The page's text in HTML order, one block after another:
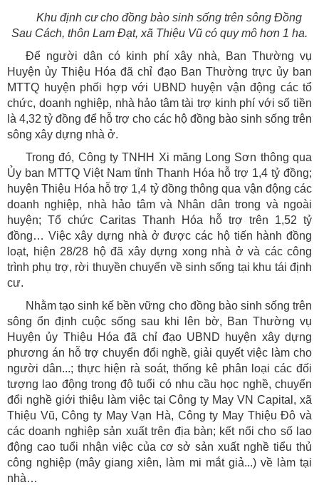
Khu định cư cho đồng bào sinh sống trên sông Đồng
Sau Cách, thôn Lam Đạt, xã Thiệu Vũ có quy mô hơn 1 ha.
Để người dân có kinh phí xây nhà, Ban Thường vụ
Huyện ủy Thiệu Hóa đã chỉ đạo Ban Thường trực ủy ban
MTTQ huyện phối hợp với UBND huyện vận động các tổ
chức, doanh nghiệp, nhà hảo tâm tài trợ kinh phí với số tiền
là 4,32 tỷ đồng để hỗ trợ cho các hộ đồng bào sinh sống trên
sông xây dựng nhà ở.
Trong đó, Công ty TNHH Xi măng Long Sơn thông qua
Ủy ban MTTQ Việt Nam tỉnh Thanh Hóa hỗ trợ 1,4 tỷ đồng;
huyện Thiệu Hóa hỗ trợ 1,4 tỷ đồng thông qua vận động các
doanh nghiệp, nhà hảo tâm và Nhân dân trong và ngoài
huyện; Tổ chức Caritas Thanh Hóa hỗ trợ trên 1,52 tỷ
đồng… Việc xây dựng nhà ở được các hộ tiến hành đồng
loạt, hiện 28/28 hộ đã xây dựng xong nhà ở và các công
trình phụ trợ, rời thuyền chuyển về sinh sống tại khu tái định
cư.
Nhằm tạo sinh kế bền vững cho đồng bào sinh sống trên
sông ổn định cuộc sống sau khi lên bờ, Ban Thường vụ
Huyện ủy Thiệu Hóa đã chỉ đạo UBND huyện xây dựng
phương án hỗ trợ chuyển đổi nghề, giải quyết việc làm cho
người dân...; thực hiện rà soát, thống kê phân loại các đối
tượng lao động trong độ tuổi có nhu cầu học nghề, chuyển
đổi nghề giới thiệu làm việc tại Công ty May VN Capital, xã
Thiệu Vũ, Công ty May Vạn Hà, Công ty May Thiệu Đô và
các doanh nghiệp sản xuất trên địa bàn; kết nối cho số lao
động cao tuổi nhận việc của cơ sở sản xuất nghề tiểu thủ
công nghiệp (mây giang xiên, làm mi mắt giả...) về làm tại
nhà…